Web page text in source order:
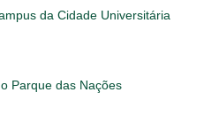
da Cidade Universitária
Parque das Nações